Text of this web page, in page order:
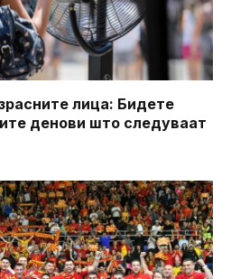
лица: Бидете
денови што следуваат